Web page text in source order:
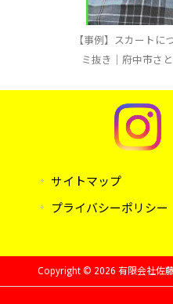
【事例】スカートに
ミ抜き｜府中市さ
サイトマップ
プライバシーポリシー
Copyright © 2026 有限会社佐